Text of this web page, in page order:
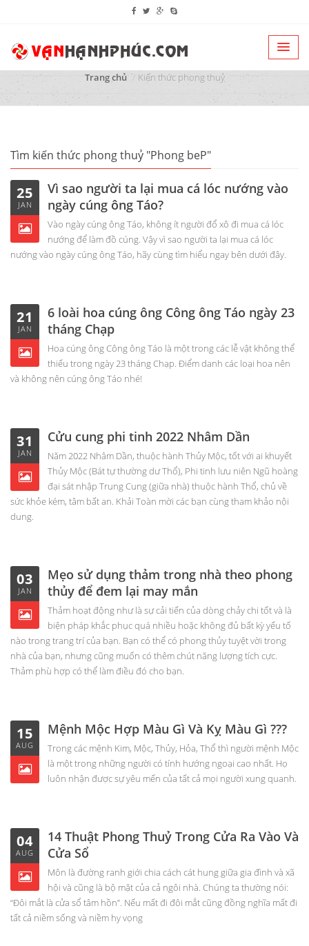
Trang chủ Kiến thức phong thuỷ
Tìm kiến thức phong thuỷ "Phong beP"
25
JAN
Vì sao người ta lại mua cá lóc nướng vào
ngày cúng ông Táo?
Vào ngày cúng ông Táo, không ít người đổ xô đi mua cá lóc
nướng để làm đồ cúng. Vậy vì sao người ta lại mua cá lóc
nướng vào ngày cúng ông Táo, hãy cùng tìm hiểu ngay bên dưới đây.
21
JAN
6 loài hoa cúng ông Công ông Táo ngày 23
tháng Chạp
Hoa cúng ông Công ông Táo là một trong các lễ vật không thể
thiếu trong ngày 23 tháng Chạp. Điểm danh các loại hoa nên
và không nên cúng ông Táo nhé!
31
JAN
Cửu cung phi tinh 2022 Nhâm Dần
Năm 2022 Nhâm Dần, thuộc hành Thủy Mộc, tốt với ai khuyết
Thủy Mộc (Bát tự thường dư Thổ), Phi tinh lưu niên Ngũ hoàng
đại sát nhập Trung Cung (giữa nhà) thuộc hành Thổ, chủ về
sức khỏe kém, tâm bất an. Khải Toàn mời các bạn cùng tham khảo nội
dung.
03
JAN
Mẹo sử dụng thảm trong nhà theo phong
thủy để đem lại may mắn
Thảm hoạt động như là sự cải tiến của dòng chảy chi tốt và là
biện pháp khắc phục quá nhiều hoặc không đủ bất kỳ yếu tố
nào trong trang trí của bạn. Bạn có thể có phong thủy tuyệt vời trong
nhà của bạn, nhưng cũng muốn có thêm chút năng lượng tích cực.
Thảm phù hợp có thể làm điều đó cho bạn.
15
AUG
Mệnh Mộc Hợp Màu Gì Và Kỵ Màu Gì ???
Trong các mệnh Kim, Mộc, Thủy, Hỏa, Thổ thì người mệnh Mộc
là một trong những người có tính hướng ngoại cao nhất. Họ
luôn nhận được sự yêu mến của tất cả mọi người xung quanh.
04
AUG
14 Thuật Phong Thuỷ Trong Cửa Ra Vào Và
Cửa Sổ
Môn là đường ranh giới chia cách cát hung giữa gia đình và xã
hội và cũng là bộ mặt của cả ngôi nhà. Chúng ta thường nói:
“Đôi mắt là cửa sổ tâm hồn”. Nếu mất đi đôi mắt cũng đồng nghĩa mất đi
tất cả niềm sống và niềm hy vọng